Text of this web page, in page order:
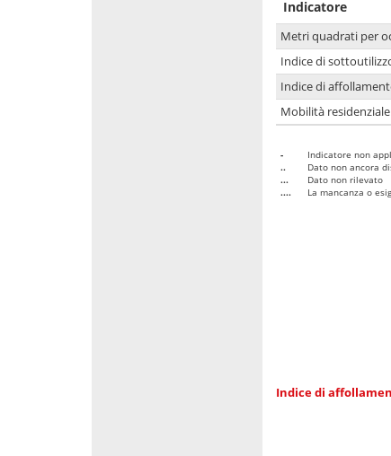
Indicatore
Metri quadrati per
Indice di
Indice di
Mobilità residenziale
-
Indicatore non
..
Dato non ancora
...
Dato non rilevato
....
La mancanza o
Indice di